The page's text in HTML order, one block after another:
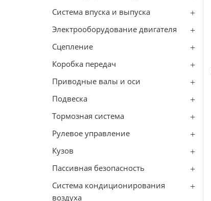
Система впуска и выпуска
Электрооборудование двигателя
Сцепление
Коробка передач
Приводные валы и оси
Подвеска
Тормозная система
Рулевое управление
Кузов
Пассивная безопасность
Система кондиционирования
воздуха